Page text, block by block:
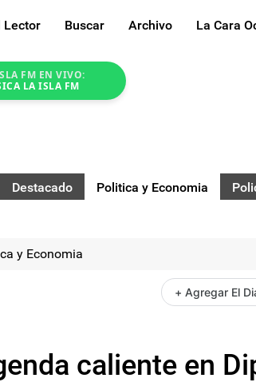
Lector Buscar Archivo La Cara
FM EN VIVO:
LA ISLA FM
Destacado Politica y Economia
y Economia
+ Agregar El
caliente en